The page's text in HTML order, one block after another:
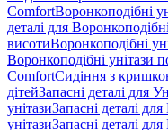
ComfortВоронкоподібні
деталі для
висотиВоронкоподібні
Воронкоподібні унітази
ComfortСидіння з
дітейЗапасні деталі для
унітазиЗапасні деталі для
унітазиЗапасні деталі для